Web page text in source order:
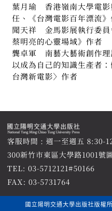
葉月瑜 香港嶺南大學電影
任、《台灣電影百年漂流》
聞天祥 金馬影展執行委員
蔡明亮的心靈場域》作者
龔卓軍 南藝大藝術創作理
以成為自己的知識生產者
台灣新電影〉作者
客服時間 : 週一至週五 8:30-
300新竹市東區大學路1001號
TEL: 03-5712121#50166
FAX: 03-5731764
國立陽明交通大學出版社版